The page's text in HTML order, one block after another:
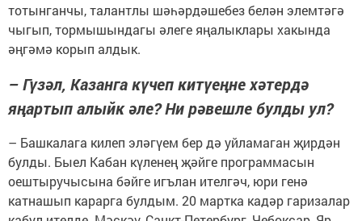
тотынганчы, талантлы шәһәрдәшебез белән элемтәгә
чыгып, тормышындагы әлеге яңалыклары хакында
әңгәмә корып алдык.
– Гүзәл, Казанга күчеп китүеңне хәтердә
яңартып алыйк әле? Ни рәвешле булды ул?
– Башкалага килеп эләгүем бер дә уйламаган җирдән
булды. Быел Кабан күленең җәйге программасын
оештыручысына бәйге игълан ителгәч, юри генә
катнашып карарга булдым. 20 мартка кадәр гаризалар